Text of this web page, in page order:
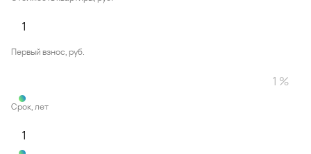
Первый взнос, руб.
Срок, лет